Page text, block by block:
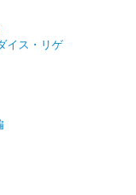
イス・リゲ